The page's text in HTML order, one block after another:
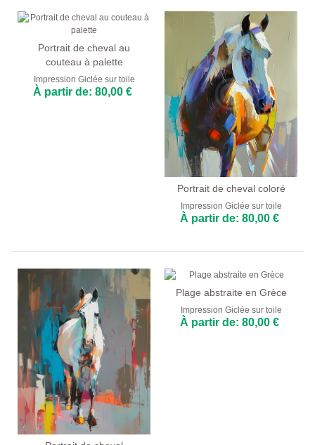
Portrait de cheval au
couteau à palette
Impression Giclée sur toile
À partir de: 80,00 €
Portrait de cheval coloré
Impression Giclée sur toile
À partir de: 80,00 €
Plage abstraite en Grèce
Impression Giclée sur toile
À partir de: 80,00 €